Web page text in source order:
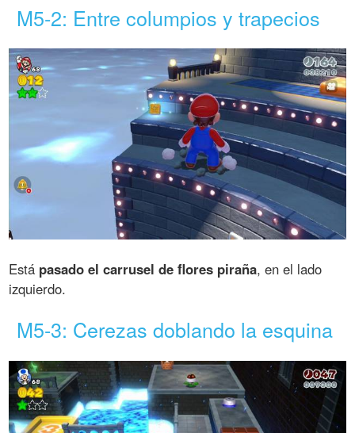
M5-2: Entre columpios y trapecios
Está pasado el carrusel de flores piraña, en el lado
izquierdo.
M5-3: Cerezas doblando la esquina